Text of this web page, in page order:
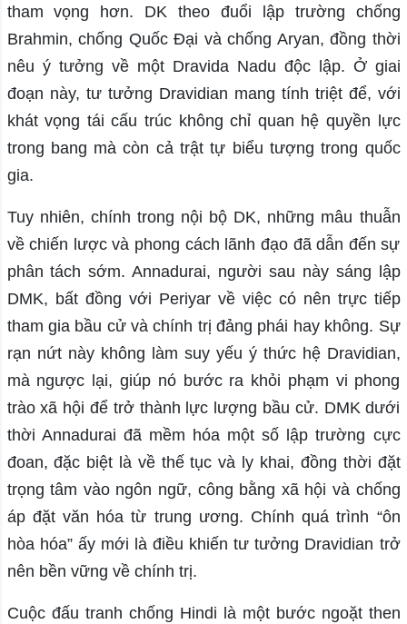
tham vọng hơn. DK theo đuổi lập trường chống
Brahmin, chống Quốc Đại và chống Aryan, đồng thời
nêu ý tưởng về một Dravida Nadu độc lập. Ở giai
đoạn này, tư tưởng Dravidian mang tính triệt để, với
khát vọng tái cấu trúc không chỉ quan hệ quyền lực
trong bang mà còn cả trật tự biểu tượng trong quốc
gia.
Tuy nhiên, chính trong nội bộ DK, những mâu thuẫn
về chiến lược và phong cách lãnh đạo đã dẫn đến sự
phân tách sớm. Annadurai, người sau này sáng lập
DMK, bất đồng với Periyar về việc có nên trực tiếp
tham gia bầu cử và chính trị đảng phái hay không. Sự
rạn nứt này không làm suy yếu ý thức hệ Dravidian,
mà ngược lại, giúp nó bước ra khỏi phạm vi phong
trào xã hội để trở thành lực lượng bầu cử. DMK dưới
thời Annadurai đã mềm hóa một số lập trường cực
đoan, đặc biệt là về thế tục và ly khai, đồng thời đặt
trọng tâm vào ngôn ngữ, công bằng xã hội và chống
áp đặt văn hóa từ trung ương. Chính quá trình “ôn
hòa hóa” ấy mới là điều khiến tư tưởng Dravidian trở
nên bền vững về chính trị.
Cuộc đấu tranh chống Hindi là một bước ngoặt then